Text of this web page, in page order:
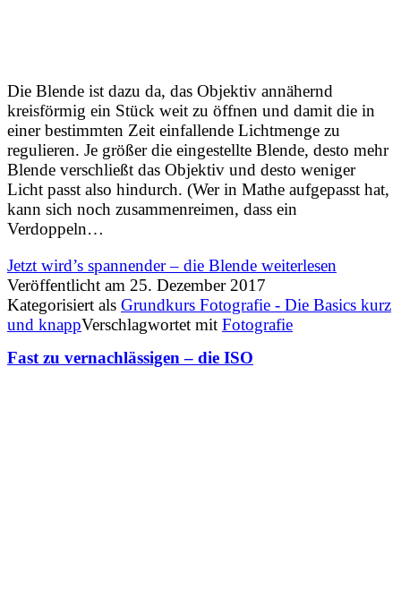
Die Blende ist dazu da, das Objektiv annähernd
kreisförmig ein Stück weit zu öffnen und damit die in
einer bestimmten Zeit einfallende Lichtmenge zu
regulieren. Je größer die eingestellte Blende, desto mehr
Blende verschließt das Objektiv und desto weniger
Licht passt also hindurch. (Wer in Mathe aufgepasst hat,
kann sich noch zusammenreimen, dass ein
Verdoppeln…
Jetzt wird’s spannender – die Blende weiterlesen
Veröffentlicht am 25. Dezember 2017
Kategorisiert als Grundkurs Fotografie - Die Basics kurz
und knappVerschlagwortet mit Fotografie
Fast zu vernachlässigen – die ISO